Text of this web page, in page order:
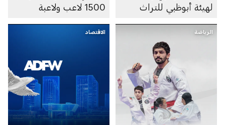
لهيئة أبوظبي للتراث
1500 لاعب ولاعبة
الرياضة الاقتصاد